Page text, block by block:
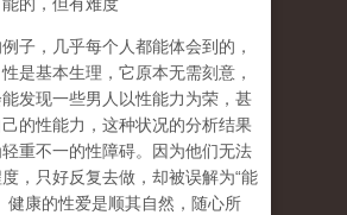
子，几乎每个人都能体会到的，
是基本生理，它原本无需刻意，
发现一些男人以性能力为荣，甚
的性能力，这种状况的分析结果
重不一的性障碍。因为他们无法
，只好反复去做，却被误解为“能
健康的性爱是顺其自然，随心所